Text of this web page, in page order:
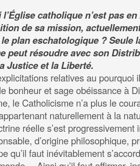
catholique n’est pas en
de sa mission,
plan eschatologique ? Seule
peut résoudre avec son
Justice et la Liberté.
relatives au pourquoi
bonheur et sage obéissance à
le Catholicisme n’a plus le
naturellement à la
réelle s’est progressivement
d’origine philosophique,
qu’il faut inévitablement